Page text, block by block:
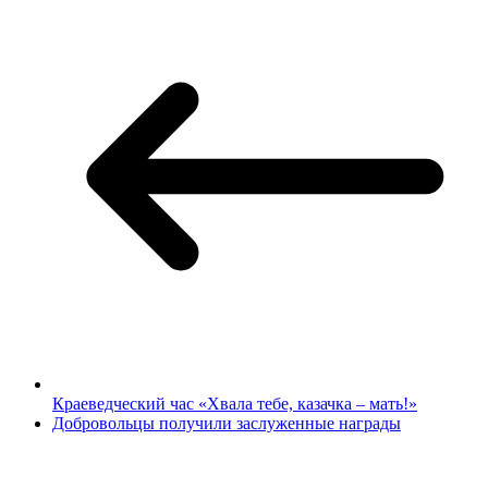
Краеведческий час «Хвала тебе, казачка – мать!»
Добровольцы получили заслуженные награды